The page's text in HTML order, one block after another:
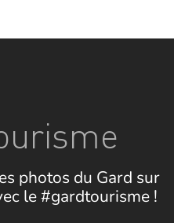
photos du Gard sur
le #gardtourisme !